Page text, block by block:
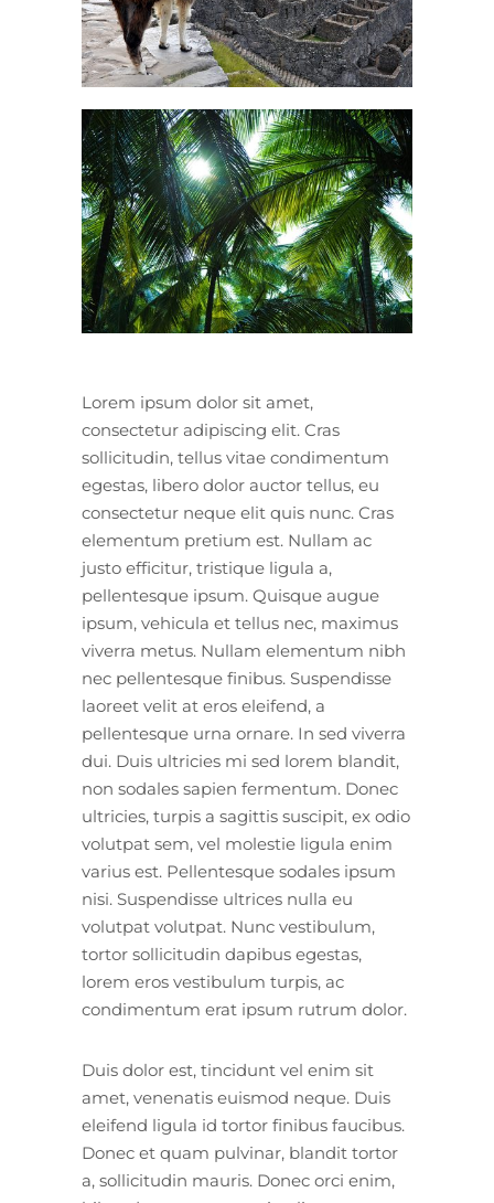
Lorem ipsum dolor sit amet,
consectetur adipiscing elit. Cras
sollicitudin, tellus vitae condimentum
egestas, libero dolor auctor tellus, eu
consectetur neque elit quis nunc. Cras
elementum pretium est. Nullam ac
justo efficitur, tristique ligula a,
pellentesque ipsum. Quisque augue
ipsum, vehicula et tellus nec, maximus
viverra metus. Nullam elementum nibh
nec pellentesque finibus. Suspendisse
laoreet velit at eros eleifend, a
pellentesque urna ornare. In sed viverra
dui. Duis ultricies mi sed lorem blandit,
non sodales sapien fermentum. Donec
ultricies, turpis a sagittis suscipit, ex odio
volutpat sem, vel molestie ligula enim
varius est. Pellentesque sodales ipsum
nisi. Suspendisse ultrices nulla eu
volutpat volutpat. Nunc vestibulum,
tortor sollicitudin dapibus egestas,
lorem eros vestibulum turpis, ac
condimentum erat ipsum rutrum dolor.
Duis dolor est, tincidunt vel enim sit
amet, venenatis euismod neque. Duis
eleifend ligula id tortor finibus faucibus.
Donec et quam pulvinar, blandit tortor
a, sollicitudin mauris. Donec orci enim,